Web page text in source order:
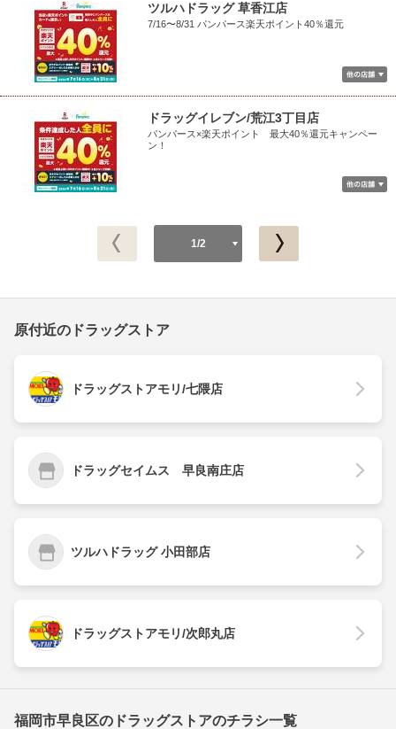
ツルハドラッグ 草香江店
7/16〜8/31 パンパース楽天ポイント40％還元
ドラッグイレブン/荒江3丁目店
パンパース×楽天ポイント 最大40％還元キャンペー
ン！
1/2
原付近のドラッグストア
ドラッグストアモリ/七隈店
ドラッグセイムス 早良南庄店
ツルハドラッグ 小田部店
ドラッグストアモリ/次郎丸店
福岡市早良区のドラッグストアのチラシ一覧